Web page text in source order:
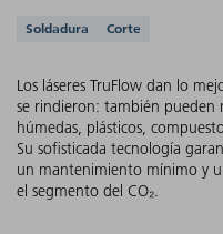
Aplicaciones
Soldadura Corte
Los láseres TruFlow dan lo
se rindieron: también pueden
húmedas, plásticos,
Su sofisticada tecnología
un mantenimiento mínimo y
el segmento del CO₂.